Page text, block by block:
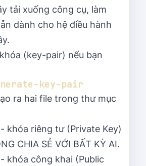
tải xuống công cụ, làm
dành cho hệ điều hành
(key-pair) nếu bạn
ra hai file trong thư mục
- khóa riêng tư (Private Key)
CHIA SẺ VỚI BẤT KỲ AI.
- khóa công khai (Public